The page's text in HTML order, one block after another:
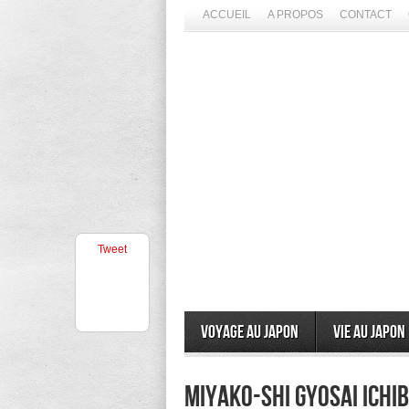
ACCUEIL A PROPOS CONTACT
Voyage au Japon Vie au Japon
Miyako-shi Gyosai
Tweet